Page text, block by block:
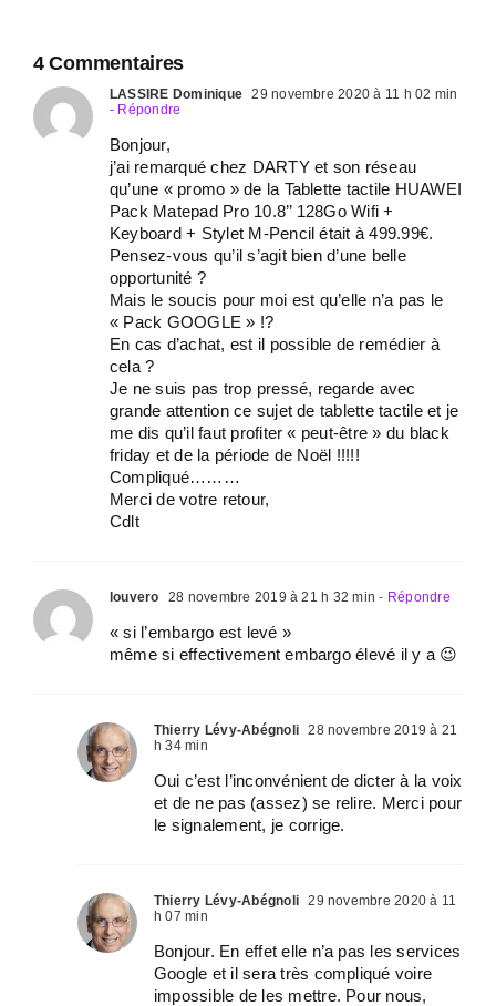
4 Commentaires
LASSIRE Dominique 29 novembre 2020 à 11 h 02 min
- Répondre
Bonjour,
j’ai remarqué chez DARTY et son réseau
qu’une « promo » de la Tablette tactile HUAWEI
Pack Matepad Pro 10.8’’ 128Go Wifi +
Keyboard + Stylet M-Pencil était à 499.99€.
Pensez-vous qu’il s’agit bien d’une belle
opportunité ?
Mais le soucis pour moi est qu’elle n’a pas le
« Pack GOOGLE » !?
En cas d’achat, est il possible de remédier à
cela ?
Je ne suis pas trop pressé, regarde avec
grande attention ce sujet de tablette tactile et je
me dis qu’il faut profiter « peut-être » du black
friday et de la période de Noël !!!!!
Compliqué………
Merci de votre retour,
Cdlt
louvero 28 novembre 2019 à 21 h 32 min - Répondre
« si l’embargo est levé »
même si effectivement embargo élevé il y a 😉
Thierry Lévy-Abégnoli 28 novembre 2019 à 21
h 34 min
Oui c’est l’inconvénient de dicter à la voix
et de ne pas (assez) se relire. Merci pour
le signalement, je corrige.
Thierry Lévy-Abégnoli 29 novembre 2020 à 11
h 07 min
Bonjour. En effet elle n’a pas les services
Google et il sera très compliqué voire
impossible de les mettre. Pour nous,